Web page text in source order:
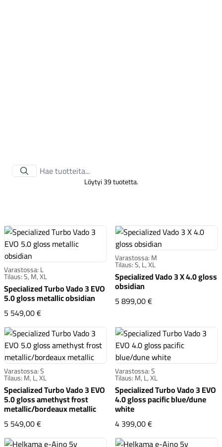
Komponentit
Katso koko valikoima
Löytyi 39 tuotetta.
Varastossa: L
Tilaus: S, M, XL
Specialized Turbo Vado 3 EVO
5.0 gloss metallic obsidian
5 549,00 €Specialized Turbo Vado 3 EVO 5.0 gloss metallic
Varastossa: M
Tilaus: S, L, XL
Specialized Vado 3 X 4.0 gloss
obsidian
5 899,00 €Specialized Vado 3
Varastossa: S
Tilaus: M, L, XL
Specialized Turbo Vado 3 EVO
5.0 gloss amethyst frost
metallic/bordeaux metallic
5 549,00 €Specialized Turbo Vado 3 EVO 5.0 gloss amethyst
Varastossa: S
Tilaus: M, L, XL
Specialized Turbo Vado 3 EVO
4.0 gloss pacific blue/dune
white
4 399,00 €Specialized Turbo